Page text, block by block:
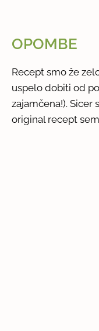
OPOMBE
Recept smo že
uspelo dobiti od
zajamčena!). Sicer
original recept